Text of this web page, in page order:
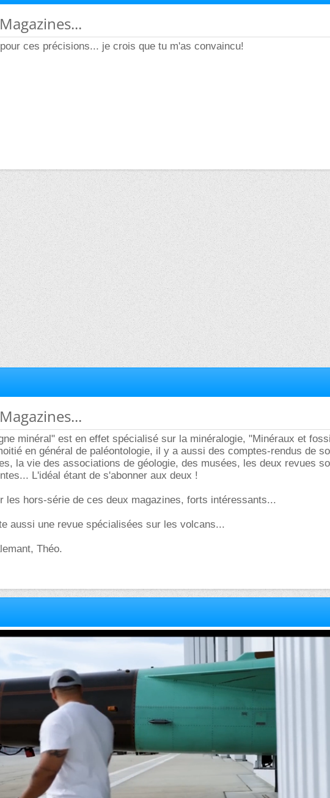
ces précisions... je crois que tu m'as convaincu!
minéral" est en effet spécialisé sur la minéralogie, "Minéraux et
en général de paléontologie, il y a aussi des comptes-rendus de
la vie des associations de géologie, des musées, les deux revues
L'idéal étant de s'abonner aux deux !
les hors-série de ces deux magazines, forts intéressants...
aussi une revue spécialisées sur les volcans...
Théo.